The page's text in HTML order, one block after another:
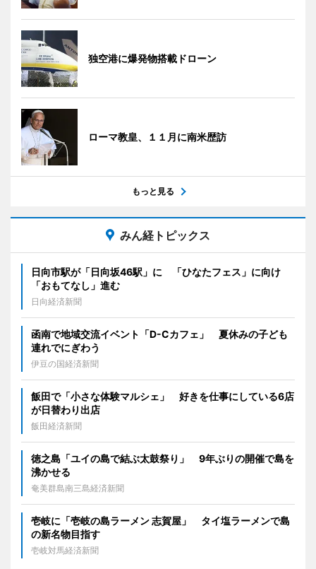
独空港に爆発物搭載ドローン
ローマ教皇、１１月に南米歴訪
もっと見る
みん経トピックス
日向市駅が「日向坂46駅」に 「ひなたフェス」に向け
「おもてなし」進む
日向経済新聞
函南で地域交流イベント「D-Cカフェ」 夏休みの子ども
連れでにぎわう
伊豆の国経済新聞
飯田で「小さな体験マルシェ」 好きを仕事にしている6店
が日替わり出店
飯田経済新聞
徳之島「ユイの島で結ぶ太鼓祭り」 9年ぶりの開催で島を
沸かせる
奄美群島南三島経済新聞
壱岐に「壱岐の島ラーメン 志賀屋」 タイ塩ラーメンで島
の新名物目指す
壱岐対馬経済新聞